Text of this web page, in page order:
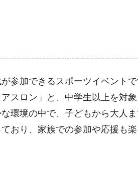
参加できるスポーツイベントで
スロン」と、中学生以上を対
環境の中で、子どもから大人
おり、家族での参加や応援も楽